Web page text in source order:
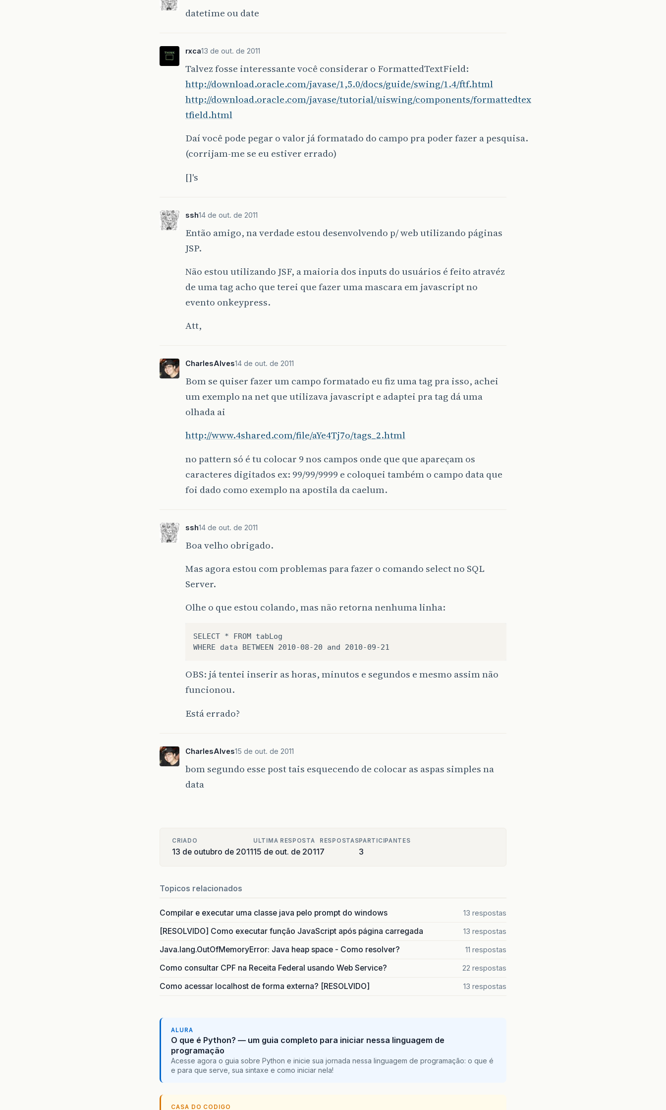
datetime ou date
rxca13 de out. de 2011
Talvez fosse interessante você considerar o FormattedTextField:
http://download.oracle.com/javase/1,5.0/docs/guide/swing/1.4/ftf.html
http://download.oracle.com/javase/tutorial/uiswing/components/formattedtex
tfield.html
Daí você pode pegar o valor já formatado do campo pra poder fazer a pesquisa.
(corrijam-me se eu estiver errado)
[]'s
ssh14 de out. de 2011
Então amigo, na verdade estou desenvolvendo p/ web utilizando páginas
JSP.
Não estou utilizando JSF, a maioria dos inputs do usuários é feito atravéz
de uma tag acho que terei que fazer uma mascara em javascript no
evento onkeypress.
Att,
CharlesAlves14 de out. de 2011
Bom se quiser fazer um campo formatado eu fiz uma tag pra isso, achei
um exemplo na net que utilizava javascript e adaptei pra tag dá uma
olhada ai
http://www.4shared.com/file/aYe4Tj7o/tags_2.html
no pattern só é tu colocar 9 nos campos onde que que apareçam os
caracteres digitados ex: 99/99/9999 e coloquei também o campo data que
foi dado como exemplo na apostila da caelum.
ssh14 de out. de 2011
Boa velho obrigado.
Mas agora estou com problemas para fazer o comando select no SQL
Server.
Olhe o que estou colando, mas não retorna nenhuma linha:
SELECT * FROM tabLog
OBS: já tentei inserir as horas, minutos e segundos e mesmo assim não
funcionou.
Está errado?
CharlesAlves15 de out. de 2011
bom segundo esse post tais esquecendo de colocar as aspas simples na
data
CRIADO
13 de outubro de 2011
ULTIMA RESPOSTA
15 de out. de 2011
RESPOSTAS
7
PARTICIPANTES
3
Topicos relacionados
Compilar e executar uma classe java pelo prompt do windows 13 respostas
[RESOLVIDO] Como executar função JavaScript após página carregada 13 respostas
Java.lang.OutOfMemoryError: Java heap space - Como resolver? 11 respostas
Como consultar CPF na Receita Federal usando Web Service? 22 respostas
Como acessar localhost de forma externa? [RESOLVIDO] 13 respostas
ALURA
O que é Python? — um guia completo para iniciar nessa linguagem de
programação
Acesse agora o guia sobre Python e inicie sua jornada nessa linguagem de programação: o que é
e para que serve, sua sintaxe e como iniciar nela!
CASA DO CODIGO